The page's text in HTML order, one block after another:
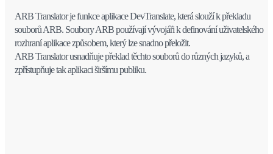
ARB Translator je funkce aplikace DevTranslate, která slouží k překladu
souborů ARB. Soubory ARB používají vývojáři k definování uživatelského
rozhraní aplikace způsobem, který lze snadno přeložit.
ARB Translator usnadňuje překlad těchto souborů do různých jazyků, a
zpřístupňuje tak aplikaci širšímu publiku.